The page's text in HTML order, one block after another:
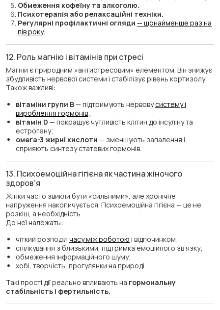
Обмеження кофеїну та алкоголю.
Психотерапія або релаксаційні техніки.
Регулярні профілактичні огляди — щонайменше раз на
пів року.
12. Роль магнію і вітамінів при стресі
Магній є природним «антистресовим» елементом. Він знижує
збудливість нервової системи і стабілізує рівень кортизолу.
Також важливі:
вітаміни групи B— підтримують нервовусистему і
вироблення гормонів;
вітамін D — покращує чутливість клітин до інсуліну та
естрогену;
омега-3 жирні кислоти — зменшують запалення і
сприяють синтезу статевих гормонів.
13. Психоемоційна гігієна як частина жіночого
здоров’я
Жінки часто звикли бути «сильними», але хронічне
напруження накопичується. Психоемоційна гігієна — це не
розкіш, а необхідність.
До неї належать:
чіткий розподіл часу між роботою і відпочинком;
спілкування з близькими, підтримка емоційного зв’язку;
обмеження інформаційного шуму;
хобі, творчість, прогулянки на природі.
Такі прості дії реально впливають на гормональну
стабільність і фертильність.